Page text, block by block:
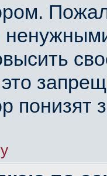
понизят